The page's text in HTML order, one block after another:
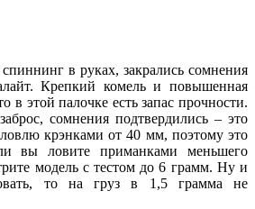
в руках, закрались сомнения
Крепкий комель и повышенная
в этой палочке есть запас прочности.
сомнения подтвердились – это
крэнками от 40 мм, поэтому это
вы ловите приманками меньшего
модель с тестом до 6 грамм. Ну и
то на груз в 1,5 грамма не